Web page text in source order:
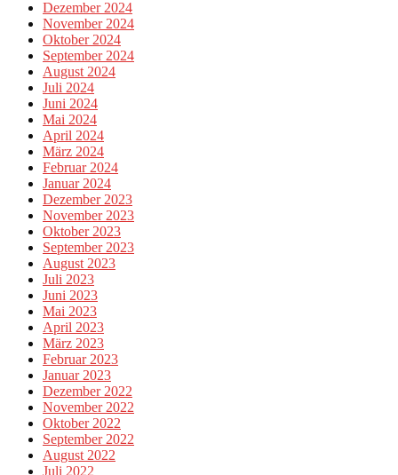
Dezember 2024
November 2024
Oktober 2024
September 2024
August 2024
Juli 2024
Juni 2024
Mai 2024
April 2024
März 2024
Februar 2024
Januar 2024
Dezember 2023
November 2023
Oktober 2023
September 2023
August 2023
Juli 2023
Juni 2023
Mai 2023
April 2023
März 2023
Februar 2023
Januar 2023
Dezember 2022
November 2022
Oktober 2022
September 2022
August 2022
Juli 2022